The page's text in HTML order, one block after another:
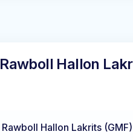
Rawboll Hallon
Rawboll Hallon Lakrits (GMF)